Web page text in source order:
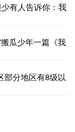
有人告诉你：我
瓜少年一篇《我
部分地区有8级以